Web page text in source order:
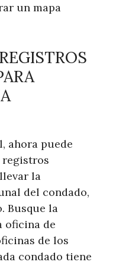
un mapa
ahora puede
la
del condado,
Busque la
oficina de
de los
condado tiene